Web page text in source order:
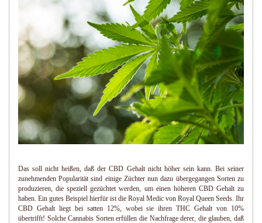
Das soll nicht heißen, daß der CBD Gehalt nicht höher sein kann. Bei seiner
zunehmenden Popularität sind einige Züchter nun dazu übergegangen Sorten zu
produzieren, die speziell gezüchtet werden, um einen höheren CBD Gehalt zu
haben. Ein gutes Beispiel hierfür ist die Royal Medic von Royal Queen Seeds. Ihr
CBD Gehalt liegt bei satten 12%, wobei sie ihren THC Gehalt von 10%
übertrifft! Solche Cannabis Sorten erfüllen die Nachfrage derer, die glauben, daß